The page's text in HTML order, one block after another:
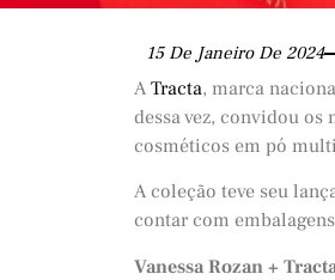
15 De Janeiro De 2024
A Tracta, marca
dessa vez, convidou os
cosméticos em pó
A coleção teve seu
contar com
Vanessa Rozan +